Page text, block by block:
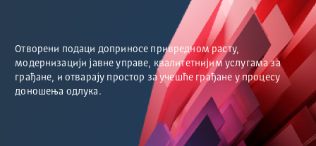
Отворени подаци доприносе привредном расту,
модернизацији јавне управе, квалитетнијим услугама за
грађане, и отварају простор за учешће грађане у процесу
доношења одлука.